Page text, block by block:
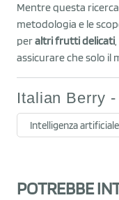
Mentre questa
metodologia e le
peraltri frutti delicati
assicurare che solo il
Italian Berry
Intelligenza artificiale
POTREBBE